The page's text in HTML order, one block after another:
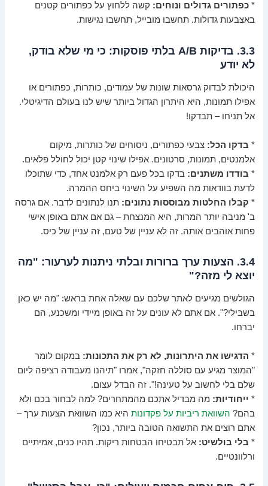
*כפתורים גדולים ונוחים: קשה ללחוץ על כפתורים קטנים
באצבעות גדולות. תחשבו מובייל, תחשבו נגישות.
3.3. בדיקות A/B בלתי פוסקות: כי מי שלא בודק,
לא יודע
היכולת לבדוק גרסאות שונות של עמודים, כותרות, כפתורים או
אפילו תמונות, היא היתרון הגדול ביותר שיש לנו בעולם הדיגיטלי.
אל תניחו – תבדקו!
* בדקו הכל: צבעי כפתורים, ניסוחים של כותרות, מיקום
אלמנטים, תמונות, סרטונים. אפילו שינוי קטן יכול לחולל פלאים.
* בודדו משתנים: בדקו בכל פעם רק אלמנט אחד, כדי שתוכלו
לדעת בוודאות מה השפיע על השינוי ביחס ההמרה.
* קבלו החלטות מבוססות נתונים: תנו לנתונים לדבר. אם גרסה
ב' מניבה יותר המרות, היא המנצחת – גם אם אתם באופן אישי
פחות אוהבים אותה. זה לא עניין של טעם, זה עניין של כיס.
3.4. הצעות ערך ברורות ובלתי ניתנות לערעור: "מה
יוצא לי מזה?"
הגולשים מגיעים לאתר שלכם עם שאלה אחת בראש: "מה יש כאן
בשבילי?". אם אתם לא עונים על זה באופן מיידי ומשכנע, הם
יברחו.
* הדגישו את היתרונות, לא רק את התכונות: במקום לומר
"המוצר מגיע עם סוללה חזקה", אמרו "תיהנו מעבודה רציפה ליום
שלם בלי לחשוב על טעינה!". זה הבדל עצום.
* ייחודיות: מה מבדיל אתכם מהמתחרים? למה לבחור בכם ולא
בהם? השוואת ריביות על פקדונות היא כמו השוואת הצעות ערך –
אתם רוצים את התשואה הטובה ביותר, נכון?
* בלי בולשיט: אל תבטיחו הבטחות ריקות. תהיו כנים, אמיתיים
ורלוונטיים.